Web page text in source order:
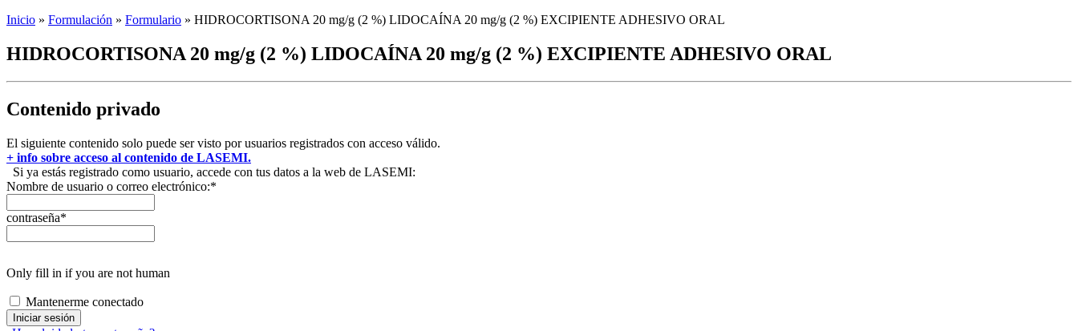
Inicio » Formulación » Formulario » HIDROCORTISONA 20 mg/g (2 %) LIDOCAÍNA 20 mg/g (2 %) EXCIPIENTE ADHESIVO ORAL
HIDROCORTISONA 20 mg/g (2 %) LIDOCAÍNA 20 mg/g (2 %) EXCIPIENTE ADHESIVO ORAL
Contenido privado
El siguiente contenido solo puede ser visto por usuarios registrados con acceso válido.
+ info sobre acceso al contenido de LASEMI.
Si ya estás registrado como usuario, accede con tus datos a la web de LASEMI:
Nombre de usuario o correo electrónico:*
contraseña*
Only fill in if you are not human
Mantenerme conectado